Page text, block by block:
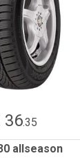
36.35
allseason